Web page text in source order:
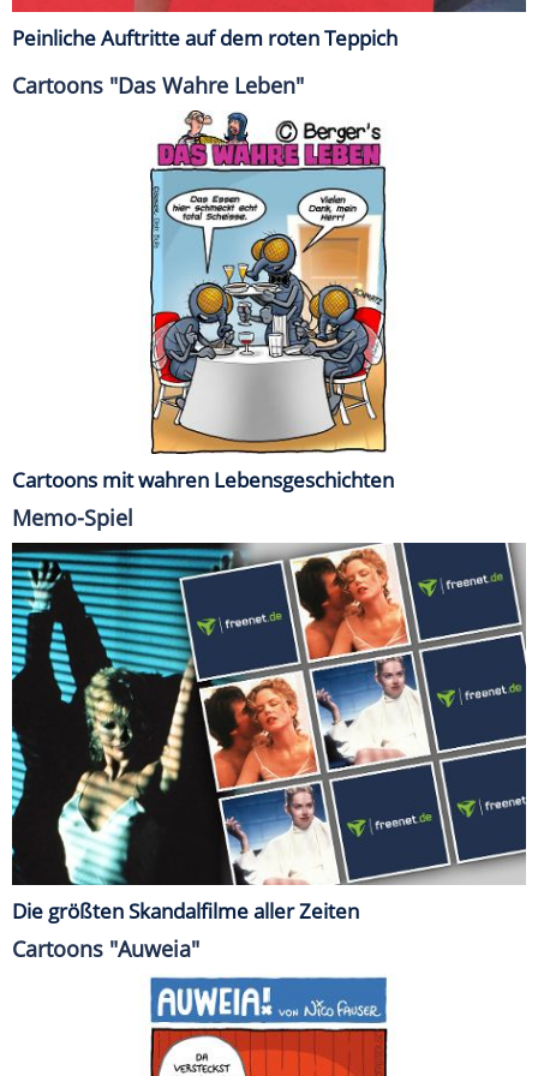
Peinliche Auftritte auf dem roten Teppich
Cartoons "Das Wahre Leben"
Cartoons mit wahren Lebensgeschichten
Memo-Spiel
Die größten Skandalfilme aller Zeiten
Cartoons "Auweia"